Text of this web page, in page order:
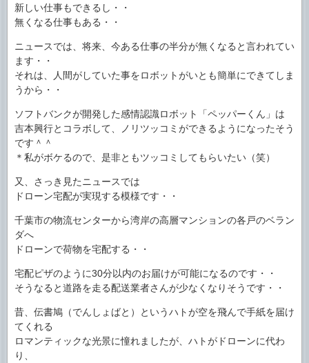
新しい仕事もできるし・・
無くなる仕事もある・・
ニュースでは、将来、今ある仕事の半分が無くなると言われてい
ます・・
それは、人間がしていた事をロボットがいとも簡単にできてしま
うから・・
ソフトバンクが開発した感情認識ロボット「ペッパーくん」は
吉本興行とコラボして、ノリツッコミができるようになったそう
です＾＾
＊私がボケるので、是非ともツッコミしてもらいたい（笑）
又、さっき見たニュースでは
ドローン宅配が実現する模様です・・
千葉市の物流センターから湾岸の高層マンションの各戸のベラン
ダへ
ドローンで荷物を宅配する・・
宅配ピザのように30分以内のお届けが可能になるのです・・
そうなると道路を走る配送業者さんが少なくなりそうです・・
昔、伝書鳩（でんしょばと）というハトが空を飛んで手紙を届け
てくれる
ロマンティックな光景に憧れましたが、ハトがドローンに代わ
り、